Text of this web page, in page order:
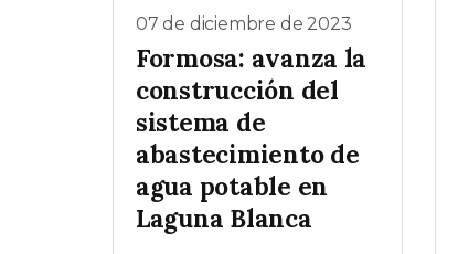
07 de diciembre de 2023
Formosa: avanza la
construcción del
sistema de
abastecimiento de
agua potable en
Laguna Blanca